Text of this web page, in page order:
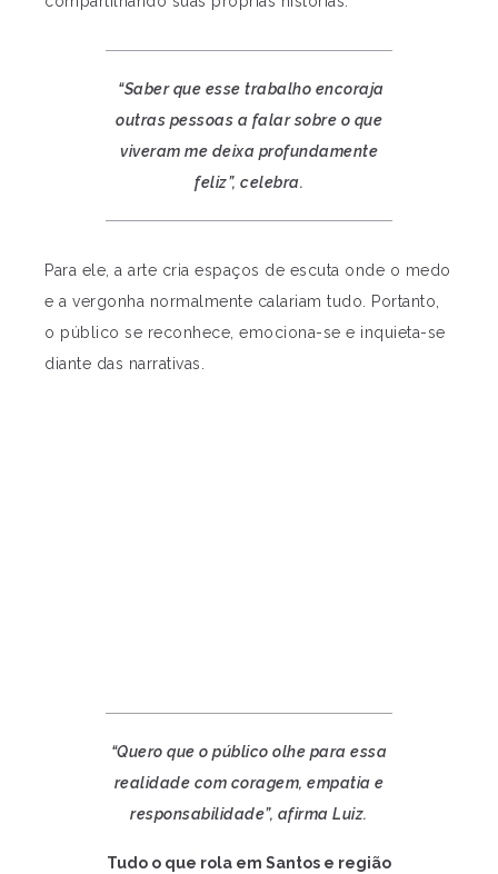
“Saber que esse trabalho encoraja
outras pessoas a falar sobre o que
viveram me deixa profundamente
feliz”, celebra.
Para ele, a arte cria espaços de escuta onde o medo
e a vergonha normalmente calariam tudo. Portanto,
o público se reconhece, emociona-se e inquieta-se
diante das narrativas.
“Quero que o público olhe para essa
realidade com coragem, empatia e
responsabilidade”, afirma Luiz.
Tudo o que rola em Santos e região